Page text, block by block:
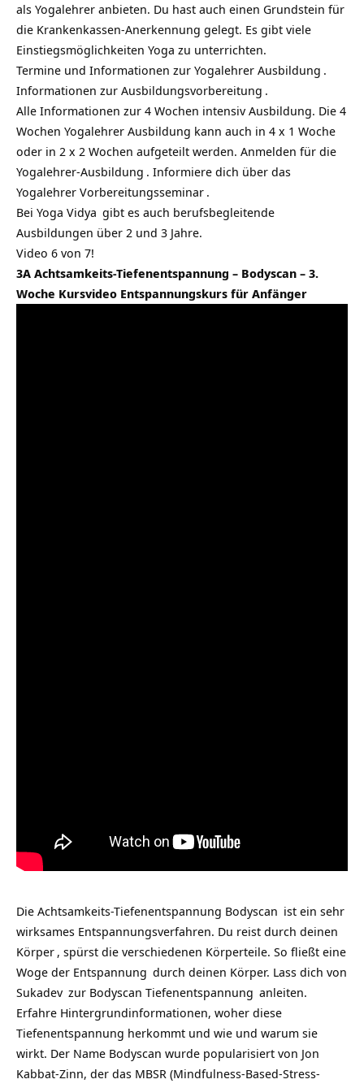
als Yogalehrer anbieten. Du hast auch einen Grundstein für
die Krankenkassen-Anerkennung gelegt. Es gibt viele
Einstiegsmöglichkeiten Yoga zu unterrichten.
Termine und Informationen zur Yogalehrer Ausbildung .
Informationen zur Ausbildungsvorbereitung .
Alle Informationen zur 4 Wochen intensiv Ausbildung. Die 4
Wochen Yogalehrer Ausbildung kann auch in 4 x 1 Woche
oder in 2 x 2 Wochen aufgeteilt werden. Anmelden für die
Yogalehrer-Ausbildung . Informiere dich über das
Yogalehrer Vorbereitungsseminar .
Bei Yoga Vidya gibt es auch berufsbegleitende
Ausbildungen über 2 und 3 Jahre.
Video 6 von 7!
3A Achtsamkeits-Tiefenentspannung – Bodyscan – 3.
Woche Kursvideo Entspannungskurs für Anfänger
Die Achtsamkeits-Tiefenentspannung Bodyscan ist ein sehr
wirksames Entspannungsverfahren. Du reist durch deinen
Körper , spürst die verschiedenen Körperteile. So fließt eine
Woge der Entspannung durch deinen Körper. Lass dich von
Sukadev zur Bodyscan Tiefenentspannung anleiten.
Erfahre Hintergrundinformationen, woher diese
Tiefenentspannung herkommt und wie und warum sie
wirkt. Der Name Bodyscan wurde popularisiert von Jon
Kabbat-Zinn, der das MBSR (Mindfulness-Based-Stress-